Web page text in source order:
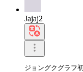
Jajaj2
ジョングクグラフ